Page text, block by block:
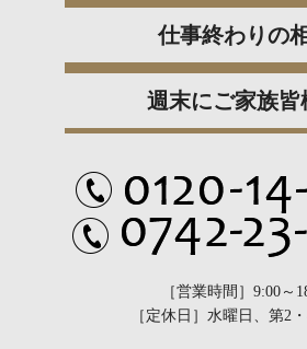
仕事終わりの
週末にご家族皆
［営業時間］9:00～
［定休日］水曜日、第2